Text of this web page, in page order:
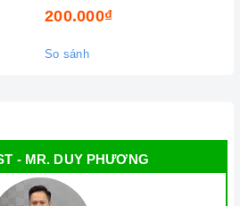
thay đổi sẽ trả lại cho khách.
nay nhé!
200.000₫
So sánh
- MR. DUY PHƯƠNG